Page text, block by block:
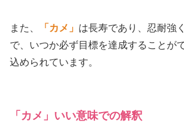
また、 「カメ」 は長寿であり、忍耐強
で、いつか必ず目標を達成することが
込められています。
「カメ」いい意味での解釈